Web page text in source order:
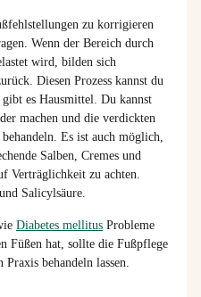
zu korrigieren
Wenn der Bereich durch
wird, bilden sich
Diesen Prozess kannst du
es Hausmittel. Du kannst
machen und die verdickten
Es ist auch möglich,
Salben, Cremes und
Verträglichkeit zu achten.
Salicylsäure.
Diabetes mellitus Probleme
Füßen hat, sollte die Fußpflege
behandeln lassen.